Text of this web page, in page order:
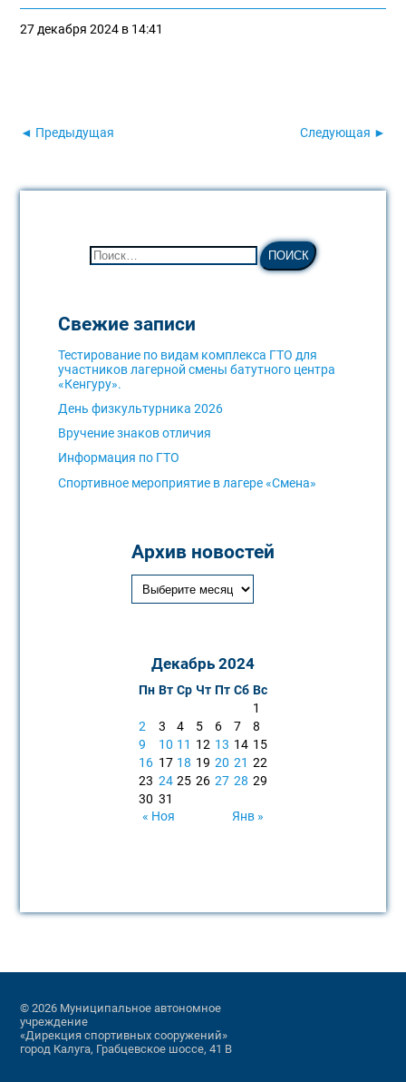
27 декабря 2024 в 14:41
◄ Предыдущая Следующая ►
Свежие записи
Тестирование по видам комплекса ГТО для
участников лагерной смены батутного центра
«Кенгуру».
День физкультурника 2026
Вручение знаков отличия
Информация по ГТО
Спортивное мероприятие в лагере «Смена»
Архив новостей
Декабрь 2024
Пн Вт Ср Чт Пт Сб Вс
1
2
3 4 5 6 7
8
9
10 11 12 13 14 15
16 17 18 19 20 21 22
23 24 25 26 27 28 29
30 31
« Ноя
Янв »
© 2026 Муниципальное автономное
учреждение
«Дирекция спортивных сооружений»
город Калуга, Грабцевское шоссе, 41 В